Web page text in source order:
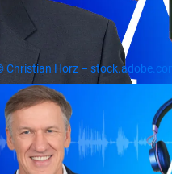
Christian Horz – stock.adobe.com